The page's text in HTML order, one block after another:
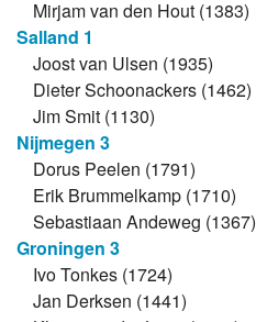
Mirjam van den Hout (1383)
Salland 1
Joost van Ulsen (1935)
Dieter Schoonackers (1462)
Jim Smit (1130)
Nijmegen 3
Dorus Peelen (1791)
Erik Brummelkamp (1710)
Sebastiaan Andeweg (1367)
Groningen 3
Ivo Tonkes (1724)
Jan Derksen (1441)